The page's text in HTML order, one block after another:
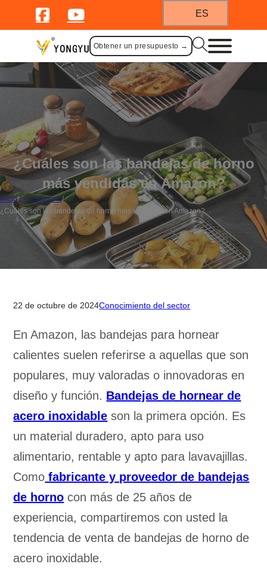
ES
Obtener un presupuesto →
¿Cuáles son las bandejas de horno
más vendidas en Amazon?
Inicio/Sin categoría/
¿Cuáles son las bandejas de horno más vendidas en Amazon?
22 de octubre de 2024Conocimiento del sector
En Amazon, las bandejas para hornear
calientes suelen referirse a aquellas que son
populares, muy valoradas o innovadoras en
diseño y función. Bandejas de hornear de
acero inoxidable son la primera opción. Es
un material duradero, apto para uso
alimentario, rentable y apto para lavavajillas.
Como fabricante y proveedor de bandejas
de horno con más de 25 años de
experiencia, compartiremos con usted la
tendencia de venta de bandejas de horno de
acero inoxidable.